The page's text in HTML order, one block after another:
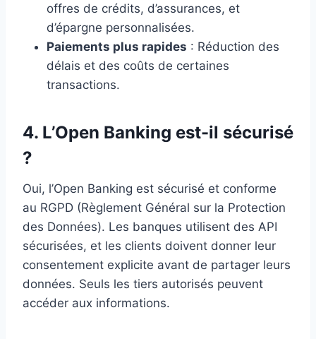
offres de crédits, d’assurances, et
d’épargne personnalisées.
Paiements plus rapides : Réduction des
délais et des coûts de certaines
transactions.
4. L’Open Banking est-il sécurisé
?
Oui, l’Open Banking est sécurisé et conforme
au RGPD (Règlement Général sur la Protection
des Données). Les banques utilisent des API
sécurisées, et les clients doivent donner leur
consentement explicite avant de partager leurs
données. Seuls les tiers autorisés peuvent
accéder aux informations.